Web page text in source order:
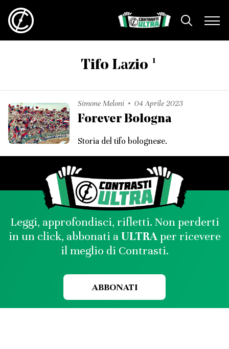
Tifo Lazio 1
Simone Meloni 04 Aprile 2023
Forever Bologna
Storia del tifo bolognese.
Leggi, approfondisci, rifletti. Non perderti
in un click, abbonati aULTRAper ricevere
il meglio di Contrasti.
ABBONATI